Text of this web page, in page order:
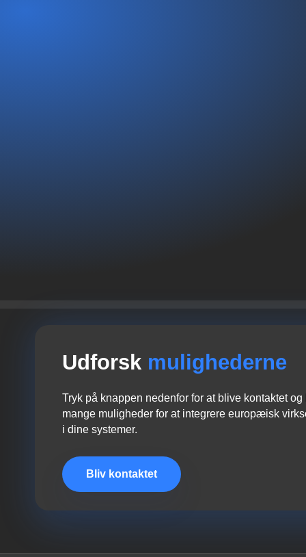
Udforsk mulighederne
Tryk på knappen nedenfor for at blive kontaktet
mange muligheder for at integrere europæisk
i dine systemer.
Bliv kontaktet